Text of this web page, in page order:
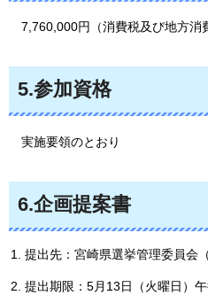
7,760,000円 （消費税及び地方消
5.参加資格
実施要領のとおり
6.企画提案書
提出先：宮崎県選挙管理委員会
提出期限：5月13日（火曜日）